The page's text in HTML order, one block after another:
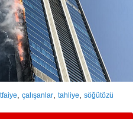
,çalışanlar ,tahliye ,söğütözü